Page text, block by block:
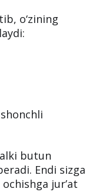
o‘zining
butun
Endi sizga
jur’at